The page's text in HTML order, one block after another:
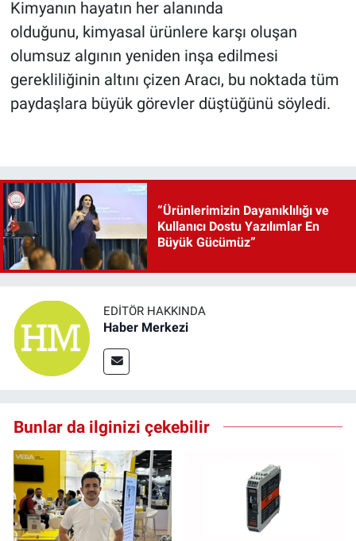
Kimyanın hayatın her alanında
olduğunu, kimyasal ürünlere karşı oluşan
olumsuz algının yeniden inşa edilmesi
gerekliliğinin altını çizen Aracı, bu noktada tüm
paydaşlara büyük görevler düştüğünü söyledi.
“Ürünlerimizin Dayanıklılığı ve
Kullanıcı Dostu Yazılımlar En
Büyük Gücümüz”
EDITÖR HAKKINDA
Haber Merkezi
Bunlar da ilginizi çekebilir